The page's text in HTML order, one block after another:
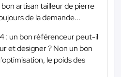
artisan tailleur de pierre
de la demande...
: un bon référenceur peut-il
et designer ? Non un bon
le poids des